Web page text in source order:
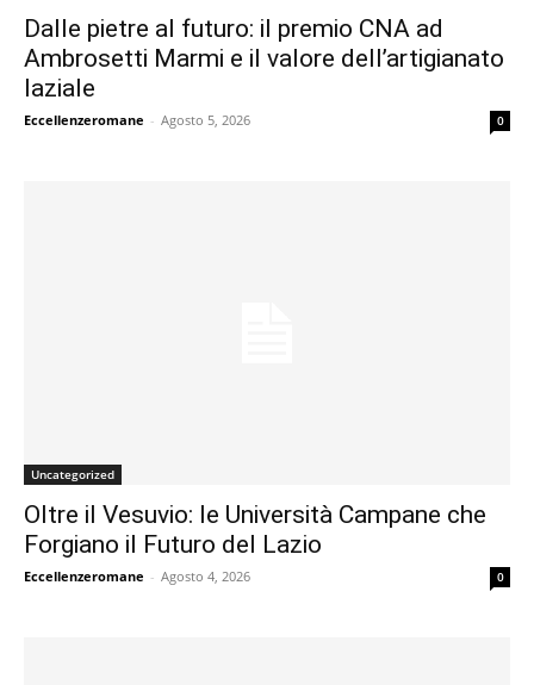
Dalle pietre al futuro: il premio CNA ad
Ambrosetti Marmi e il valore dell’artigianato
laziale
Eccellenzeromane - Agosto 5, 2026 0
Uncategorized
Oltre il Vesuvio: le Università Campane che
Forgiano il Futuro del Lazio
Eccellenzeromane - Agosto 4, 2026 0